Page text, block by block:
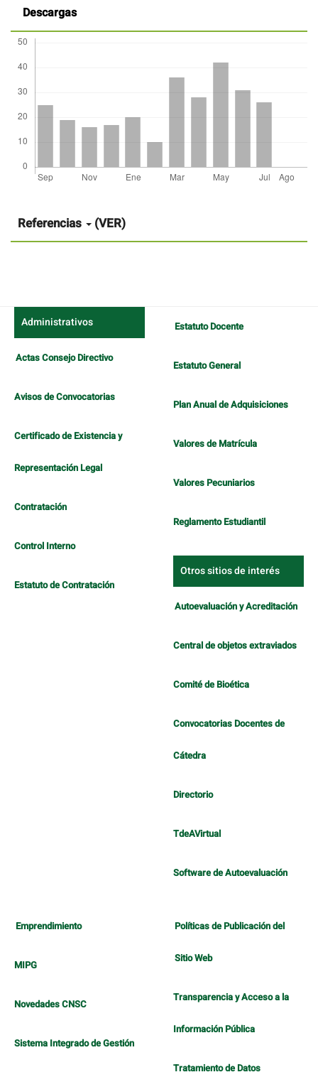
Descargas
artículo
Referencias (VER)
Administrativos
Actas Consejo Directivo
Avisos de Convocatorias
Certificado de Existencia y
Representación Legal
Contratación
Control Interno
Estatuto de Contratación
Estatuto Docente
Estatuto General
Plan Anual de Adquisiciones
Valores de Matrícula
Valores Pecuniarios
Reglamento Estudiantil
Otros sitios de interés
Autoevaluación y Acreditación
Central de objetos extraviados
Comité de Bioética
Convocatorias Docentes de
Cátedra
Directorio
TdeAVirtual
Software de Autoevaluación
Emprendimiento
MIPG
Novedades CNSC
Sistema Integrado de Gestión
Políticas de Publicación del
Sitio Web
Transparencia y Acceso a la
Información Pública
Tratamiento de Datos